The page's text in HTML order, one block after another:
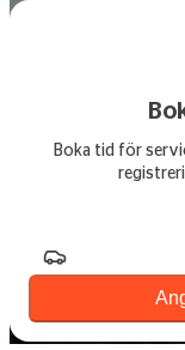
Boka tid för